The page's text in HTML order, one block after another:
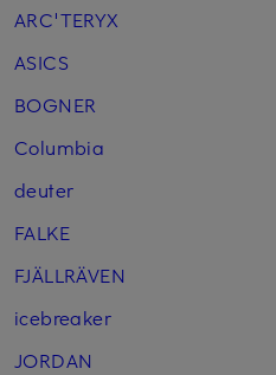
ARC'TERYX
ASICS
BOGNER
Columbia
deuter
FALKE
FJÄLLRÄVEN
icebreaker
JORDAN